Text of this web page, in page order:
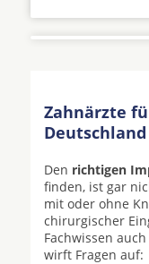
Zahnärzte
Deutschland
Den richtigen
finden, ist gar
mit oder ohne
chirurgischer
Fachwissen
wirft Fragen auf: